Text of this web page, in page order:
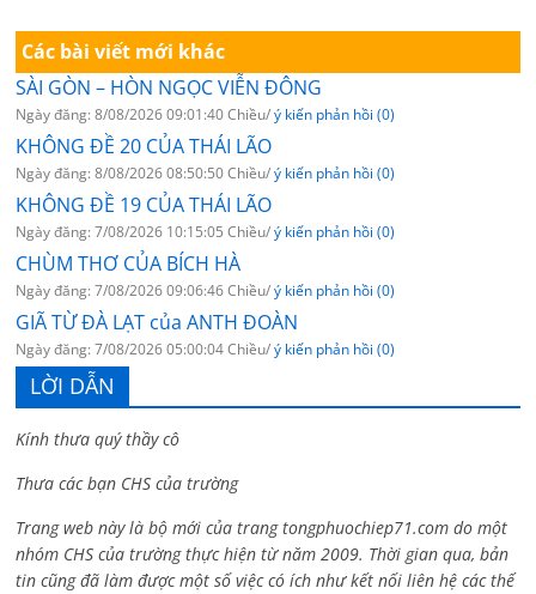
Các bài viết mới khác
SÀI GÒN – HÒN NGỌC VIỄN ĐÔNG
Ngày đăng: 8/08/2026 09:01:40 Chiều/ý kiến phản hồi (0)
KHÔNG ĐỀ 20 CỦA THÁI LÃO
Ngày đăng: 8/08/2026 08:50:50 Chiều/ý kiến phản hồi (0)
KHÔNG ĐỀ 19 CỦA THÁI LÃO
Ngày đăng: 7/08/2026 10:15:05 Chiều/ý kiến phản hồi (0)
CHÙM THƠ CỦA BÍCH HÀ
Ngày đăng: 7/08/2026 09:06:46 Chiều/ý kiến phản hồi (0)
GIÃ TỪ ĐÀ LẠT của ANTH ĐOÀN
Ngày đăng: 7/08/2026 05:00:04 Chiều/ý kiến phản hồi (0)
LỜI DẪN
Kính thưa quý thầy cô
Thưa các bạn CHS của trường
Trang web này là bộ mới của trang tongphuochiep71.com do một
nhóm CHS của trường thực hiện từ năm 2009. Thời gian qua, bản
tin cũng đã làm được một số việc có ích như kết nối liên hệ các thế